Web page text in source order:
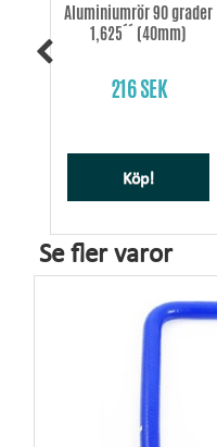
Aluminiumrör 90 grader
1,625´´ (40mm)
216 SEK
Köp!
Se fler varor